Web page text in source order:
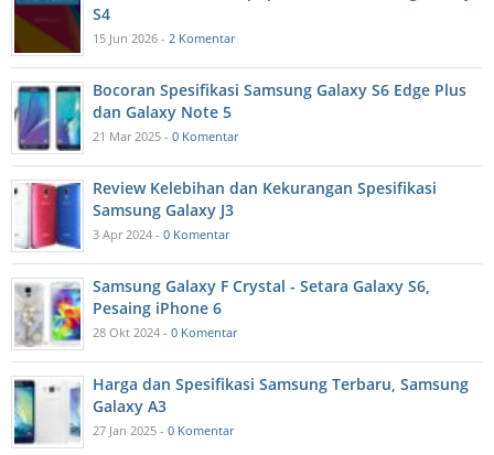
S4
15 Jun 2026 - 2 Komentar
Bocoran Spesifikasi Samsung Galaxy S6 Edge Plus
dan Galaxy Note 5
21 Mar 2025 - 0 Komentar
Review Kelebihan dan Kekurangan Spesifikasi
Samsung Galaxy J3
3 Apr 2024 - 0 Komentar
Samsung Galaxy F Crystal - Setara Galaxy S6,
Pesaing iPhone 6
28 Okt 2024 - 0 Komentar
Harga dan Spesifikasi Samsung Terbaru, Samsung
Galaxy A3
27 Jan 2025 - 0 Komentar